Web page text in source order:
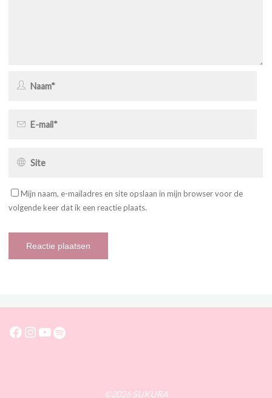
Mijn naam, e-mailadres en site opslaan in mijn browser voor de
volgende keer dat ik een reactie plaats.
Facebook
Instagram
YouTube
Spotify
©2026 SUKURA